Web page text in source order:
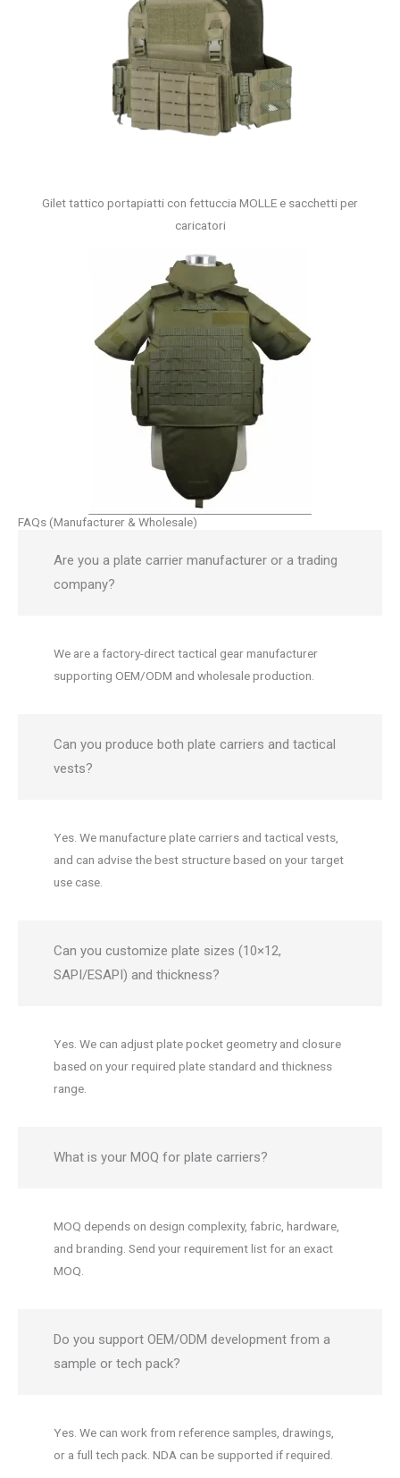
Gilet tattico portapiatti con fettuccia MOLLE e sacchetti per
caricatori
FAQs (Manufacturer & Wholesale)
Are you a plate carrier manufacturer or a trading
company?
We are a factory-direct tactical gear manufacturer
supporting OEM/ODM and wholesale production.
Can you produce both plate carriers and tactical
vests?
Yes. We manufacture plate carriers and tactical vests,
and can advise the best structure based on your target
use case.
Can you customize plate sizes (10×12,
SAPI/ESAPI) and thickness?
Yes. We can adjust plate pocket geometry and closure
based on your required plate standard and thickness
range.
What is your MOQ for plate carriers?
MOQ depends on design complexity, fabric, hardware,
and branding. Send your requirement list for an exact
MOQ.
Do you support OEM/ODM development from a
sample or tech pack?
Yes. We can work from reference samples, drawings,
or a full tech pack. NDA can be supported if required.